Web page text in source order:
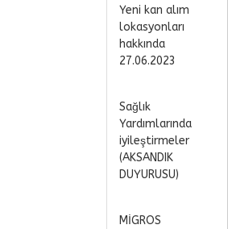
Yeni kan alım
lokasyonları
hakkında
27.06.2023
Sağlık
Yardımlarında
iyileştirmeler
(AKSANDIK
DUYURUSU)
MİGROS